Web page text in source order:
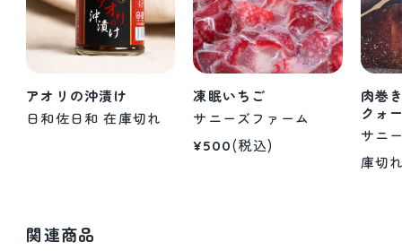
アオリの沖漬け
日和佐日和 在庫切れ
凍眠いちご
サニーズファーム
¥500(税込)
肉巻
クォ
サニ
庫切
関連商品